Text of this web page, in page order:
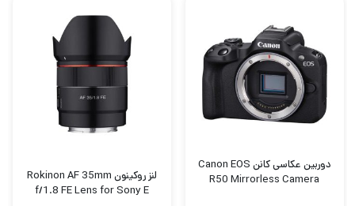
اولین دوربین EOS است که دارای لرزشگیر 5
محوره با تغییر سنسور است.
علاوه بر وضوح، این سنسور همچنین با پردازشگر
تصویر پیشرفته DIGIC X جفت می‌شود تا نسل
فوکوس سریع، صاف و هوشمند با استفاده از
دوربین عکاسی کانن Canon EOS
R50 Mirrorless Camera
لنز روکینون Rokinon AF 35mm
f/1.8 FE Lens for Sony E